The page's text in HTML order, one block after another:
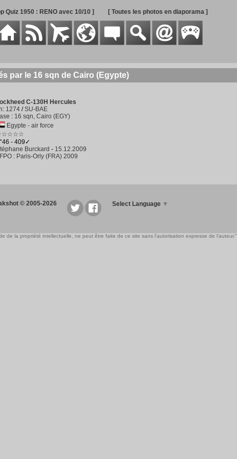
Quiz 1950 : RENO avec 10/10 ] [ Toutes les photos en diaporama ]
par le 16 sqn de Cairo (Egypte)
C-130H Hercules
: 1274/SU-BAE
: 16 sqn, Cairo (EGY)
Egypte - air force
- 409✓
Burckard - 15.12.2009
: Paris-Orly (FRA) 2009
© 2005-2026 Select Language ▼
de la propriété intellectuelle, ne peut être faite de ce site sans l'autorisation expresse de l'auteur."